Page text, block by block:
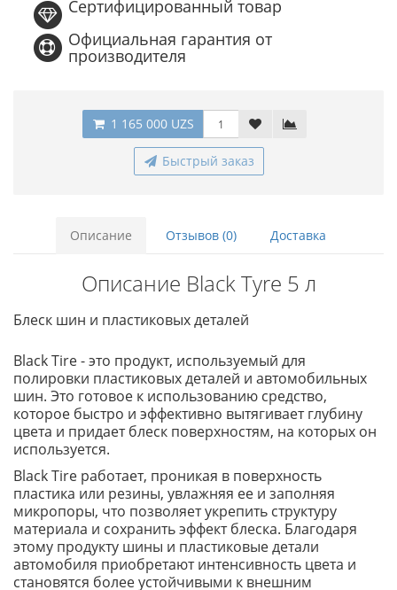
Сертифицированный товар
Официальная гарантия от
производителя
1 165 000 UZS
Быстрый заказ
Описание Отзывов (0) Доставка
Описание Black Tyre 5 л
Блеск шин и пластиковых деталей
Black Tire - это продукт, используемый для
полировки пластиковых деталей и автомобильных
шин. Это готовое к использованию средство,
которое быстро и эффективно вытягивает глубину
цвета и придает блеск поверхностям, на которых он
используется.
Black Tire работает, проникая в поверхность
пластика или резины, увлажняя ее и заполняя
микропоры, что позволяет укрепить структуру
материала и сохранить эффект блеска. Благодаря
этому продукту шины и пластиковые детали
автомобиля приобретают интенсивность цвета и
становятся более устойчивыми к внешним